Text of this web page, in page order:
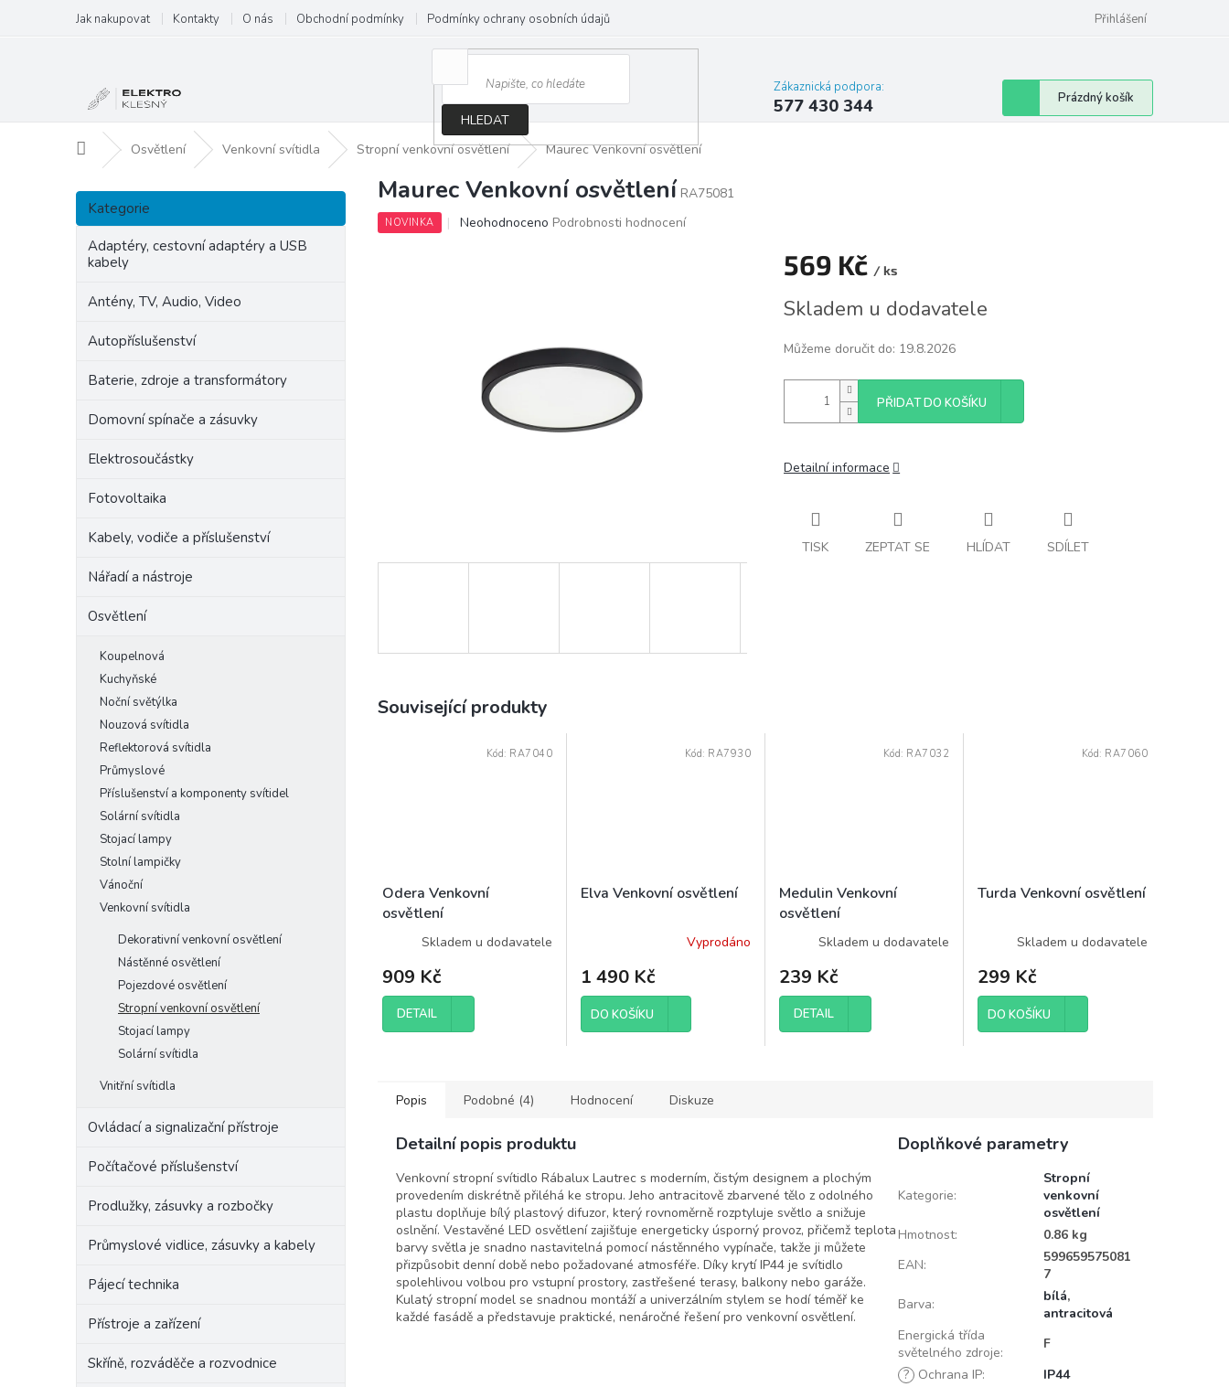
obsah
Jak nakupovat Kontakty O nás Obchodní podmínky Podmínky ochrany osobních údajů Přihlášení
HLEDAT
Zákaznická podpora:
577 430 344
Nákupní
košík
Prázdný košík
Domů Osvětlení Venkovní svítidla Stropní venkovní osvětlení Maurec Venkovní osvětlení
P
s
Přeskočit
kategorie
Kategorie
Adaptéry, cestovní adaptéry a USB
kabely
Antény, TV, Audio, Video
Autopříslušenství
Baterie, zdroje a transformátory
Domovní spínače a zásuvky
Elektrosoučástky
Fotovoltaika
Kabely, vodiče a příslušenství
Nářadí a nástroje
Osvětlení
Koupelnová
Kuchyňské
Noční světýlka
Nouzová svítidla
Reflektorová svítidla
Průmyslové
Příslušenství a komponenty svítidel
Solární svítidla
Stojací lampy
Stolní lampičky
Vánoční
Venkovní svítidla
Dekorativní venkovní osvětlení
Nástěnné osvětlení
Pojezdové osvětlení
Stropní venkovní osvětlení
Stojací lampy
Solární svítidla
Vnitřní svítidla
Ovládací a signalizační přístroje
Počítačové příslušenství
Prodlužky, zásuvky a rozbočky
Průmyslové vidlice, zásuvky a kabely
Pájecí technika
Přístroje a zařízení
Skříně, rozváděče a rozvodnice
Maurec Venkovní osvětlení RA75081
NOVINKA
Průměrné
Neohodnoceno Podrobnosti hodnocení
569 Kč / ks
cena:
Skladem u dodavatele
Můžeme doručit do: 19.8.2026
PŘIDAT DO KOŠÍKU
Detailní informace
TISK ZEPTAT SE HLÍDAT SDÍLET
Související produkty
Odera Venkovní
osvětlení
Skladem u dodavatele
909 Kč
DETAIL
Kód: RA7040
Elva Venkovní osvětlení
Vyprodáno
1 490 Kč
DO KOŠÍKU
Kód: RA7930
Medulin Venkovní
osvětlení
Skladem u dodavatele
239 Kč
DETAIL
Kód: RA7032
Turda Venkovní osvětlení
Skladem u dodavatele
299 Kč
DO KOŠÍKU
Kód: RA7060
Popis Podobné (4) Hodnocení Diskuze
Detailní popis produktu
Venkovní stropní svítidlo Rábalux Lautrec s moderním, čistým designem a plochým
provedením diskrétně přiléhá ke stropu. Jeho antracitově zbarvené tělo z odolného
plastu doplňuje bílý plastový difuzor, který rovnoměrně rozptyluje světlo a snižuje
oslnění. Vestavěné LED osvětlení zajišťuje energeticky úsporný provoz, přičemž teplota
barvy světla je snadno nastavitelná pomocí nástěnného vypínače, takže ji můžete
přizpůsobit denní době nebo požadované atmosféře. Díky krytí IP44 je svítidlo
spolehlivou volbou pro vstupní prostory, zastřešené terasy, balkony nebo garáže.
Kulatý stropní model se snadnou montáží a univerzálním stylem se hodí téměř ke
každé fasádě a představuje praktické, nenáročné řešení pro venkovní osvětlení.
Doplňkové parametry
Kategorie:
Stropní
venkovní
osvětlení
Hmotnost:
0.86 kg
EAN:
599659575081
7
Barva: bílá,
antracitová
Energická třída
světelného zdroje:
F
? Ochrana IP:
IP44